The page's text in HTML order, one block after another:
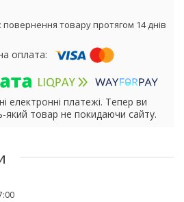
повернення товару протягом 14 днів
електронні платежі. Тепер ви
товар не покидаючи сайту.